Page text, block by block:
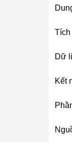
Tích
Dữ
Kết